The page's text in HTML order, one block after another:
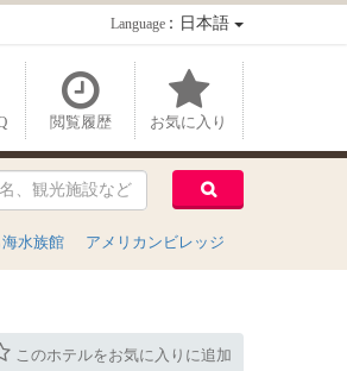
Language：日本語
閲覧履歴 お気に入り
水族館 アメリカンビレッジ
このホテルをお気に入りに追加